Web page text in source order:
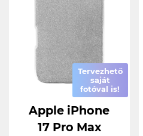
Tervezhető
saját
fotóval is!
Apple iPhone
17 Pro Max